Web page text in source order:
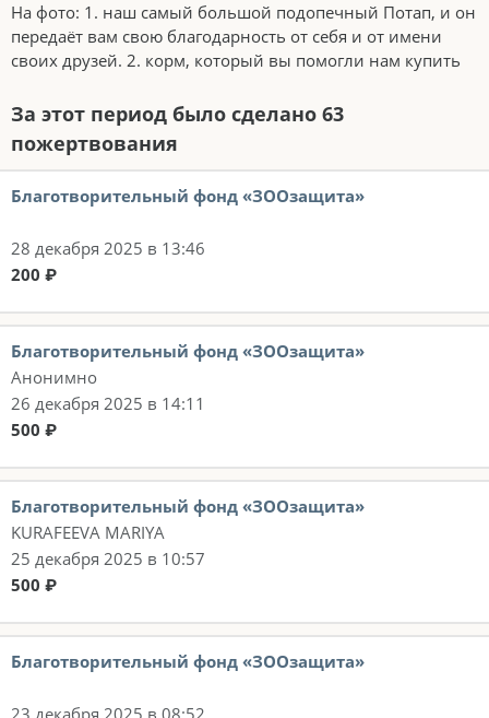
На фото: 1. наш самый большой подопечный Потап, и он
передаёт вам свою благодарность от себя и от имени
своих друзей. 2. корм, который вы помогли нам купить
За этот период было сделано 63
пожертвования
Благотворительный фонд «ЗООзащита»
28 декабря 2025 в 13:46
200 ₽
Благотворительный фонд «ЗООзащита»
Анонимно
26 декабря 2025 в 14:11
500 ₽
Благотворительный фонд «ЗООзащита»
KURAFEEVA MARIYA
25 декабря 2025 в 10:57
500 ₽
Благотворительный фонд «ЗООзащита»